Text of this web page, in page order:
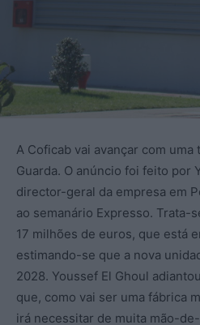
A Coficab vai avançar com uma
Guarda. O anúncio foi feito por
director-geral da empresa em
ao semanário Expresso. Trata-
17 milhões de euros, que está
estimando-se que a nova
2028. Youssef El Ghoul
que, como vai ser uma fábrica
irá necessitar de muita mão-